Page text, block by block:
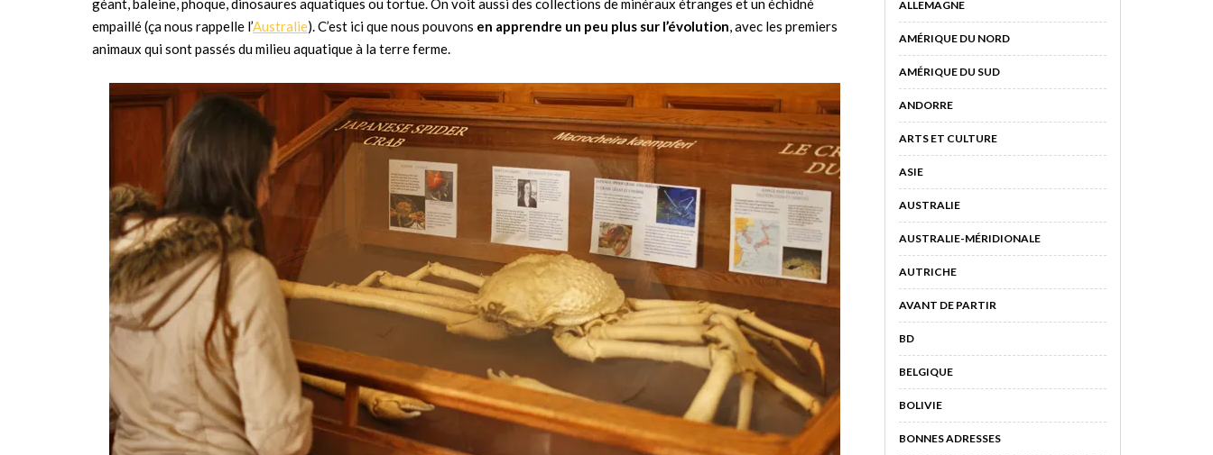
géant, baleine, phoque, dinosaures aquatiques ou tortue. On voit aussi des collections de minéraux étranges et un échidné
empaillé (ça nous rappelle l’Australie). C’est ici que nous pouvons en apprendre un peu plus sur l’évolution, avec les premiers
animaux qui sont passés du milieu aquatique à la terre ferme.
ALLEMAGNE
AMÉRIQUE DU NORD
AMÉRIQUE DU SUD
ANDORRE
ARTS ET CULTURE
ASIE
AUSTRALIE
AUSTRALIE-MÉRIDIONALE
AUTRICHE
AVANT DE PARTIR
BD
BELGIQUE
BOLIVIE
BONNES ADRESSES